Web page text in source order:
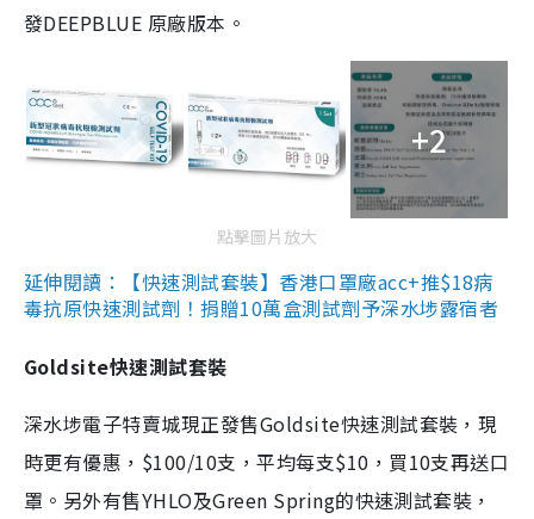
發DEEPBLUE 原廠版本。
+2
點擊圖片放大
延伸閱讀：【快速測試套裝】香港口罩廠acc+推$18病
毒抗原快速測試劑！捐贈10萬盒測試劑予深水埗露宿者
Goldsite快速測試套裝
深水埗電子特賣城現正發售Goldsite快速測試套裝，現
時更有優惠，$100/10支，平均每支$10，買10支再送口
罩。另外有售YHLO及Green Spring的快速測試套裝，